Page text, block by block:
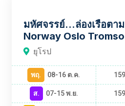
มหัศจรรย์...ล่องเรือตา
Norway Oslo
ยุโรป
พฤ. 08-16 ต.ค.
ส.
07-15 พ.ย.